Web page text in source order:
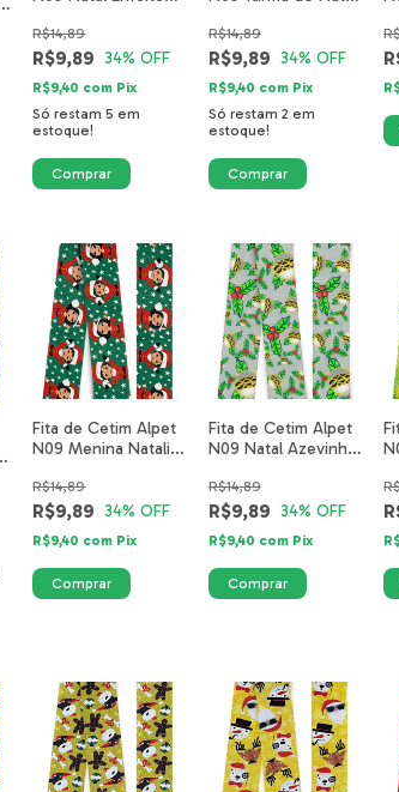
40mm
R$9,89
R$14,89
34% OFF
R$9,40 com Pix
Só restam5 em
estoque!
R$9,89
R$14,89
34% OFF
R$9,40 com Pix
Só restam 2 em
estoque!
Fita de Cetim Alpet
N09 Menina Natalina
40mm
R$9,89
R$14,89
34% OFF
R$9,40 com Pix
Fita de Cetim Alpet
N09 Natal Azevinho
R$9,89
R$14,89
34% OFF
R$9,40 com Pix